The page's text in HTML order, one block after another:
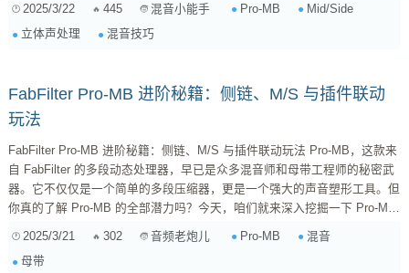
2025/3/22 445 混音小能手 Pro-MB
Mid/Side
立体声处理
混音技巧
FabFilter Pro-MB 进阶秘籍：侧链、M/S 与插件联动
玩法
FabFilter Pro-MB 进阶秘籍：侧链、M/S 与插件联动玩法 Pro-MB，这款来
自 FabFilter 的多段动态处理器，早已是众多混音师和母带工程师的秘密武
器。它不仅仅是一个简单的多段压缩器，更是一个强大的声音塑形工具。但
你真的了解 Pro-MB 的全部潜力吗？今天，咱们就来深入挖掘一下 Pro-MB
打造出更具创意和专业水准的混音作品。 一、 侧链 (Sidechain) 的艺术
Pro-MB 的侧链功能远不止基础的“闪避”效果。它提供了丰富的选项...
2025/3/21 302 音频老炮儿 Pro-MB
混音
母带